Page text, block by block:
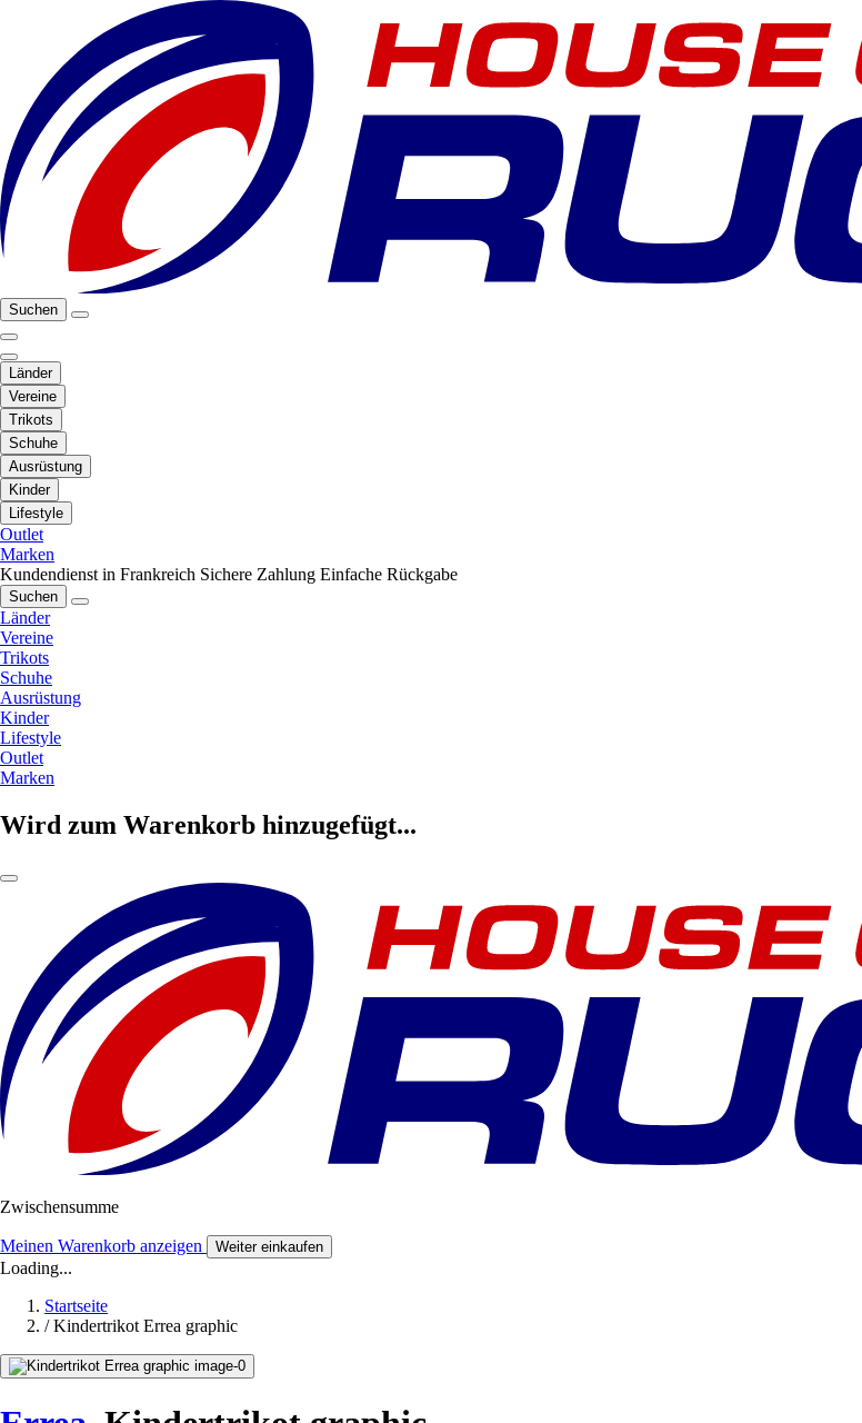
Suchen
Länder
Vereine
Trikots
Schuhe
Ausrüstung
Kinder
Lifestyle
Outlet
Marken
Kundendienst in Frankreich Sichere Zahlung Einfache Rückgabe
Suchen
Länder
Vereine
Trikots
Schuhe
Ausrüstung
Kinder
Lifestyle
Outlet
Marken
Wird zum Warenkorb hinzugefügt...
Zwischensumme
Meinen Warenkorb anzeigen Weiter einkaufen
Loading...
Startseite
/ Kindertrikot Errea graphic